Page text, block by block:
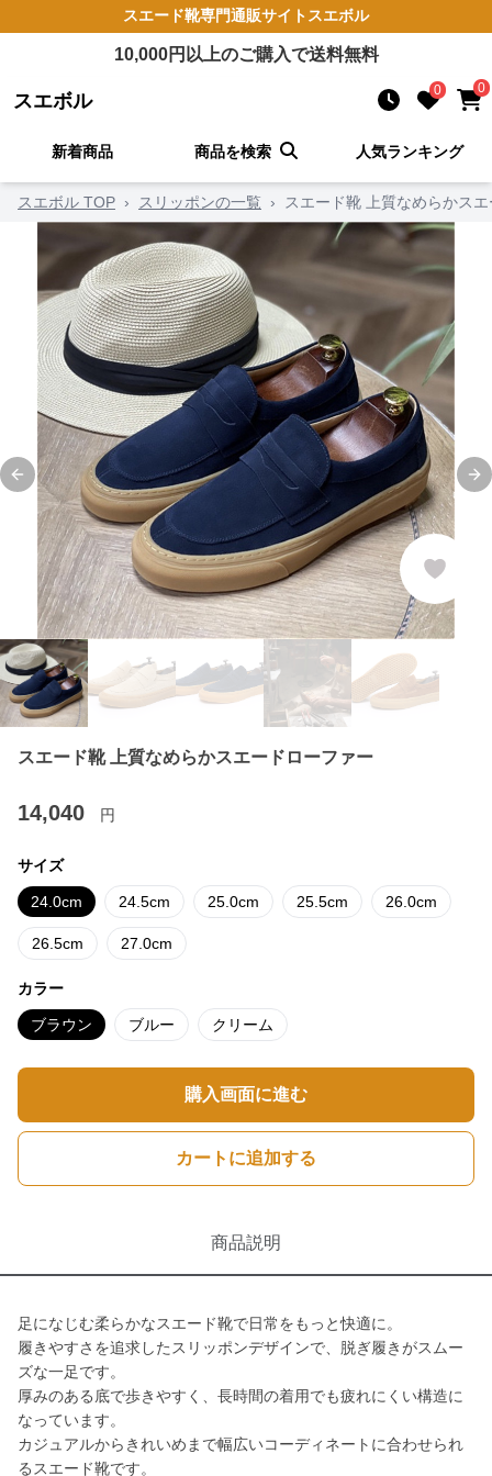
スエード靴専門通販サイト スエボル
10,000円以上のご購入で送料無料
スエボル 0 0
新着商品 商品を検索 人気ランキング
スエボル TOP › スリッポンの一覧 › スエード靴 上質なめらかス
Previous slide
スエード靴 上質なめらかスエードローファー
14,040 円
サイズ
24.0cm 24.5cm 25.0cm 25.5cm 26.0cm
26.5cm 27.0cm
カラー
ブラウン ブルー クリーム
購入画面に進む
カートに追加する
商品説明
足になじむ柔らかなスエード靴で日常をもっと快適に。
履きやすさを追求したスリッポンデザインで、脱ぎ履きがスムー
ズな一足です。
厚みのある底で歩きやすく、長時間の着用でも疲れにくい構造に
なっています。
カジュアルからきれいめまで幅広いコーディネートに合わせられ
るスエード靴です。